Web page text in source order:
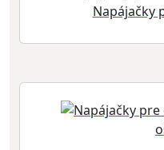
Napájačky